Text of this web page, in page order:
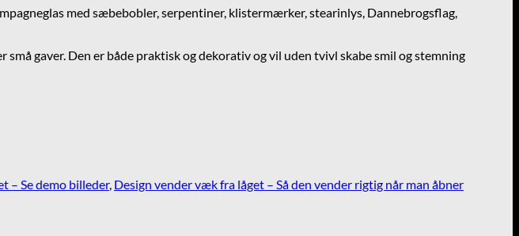
med sæbebobler, serpentiner, klistermærker, stearinlys, Dannebrogsflag,
gaver. Den er både praktisk og dekorativ og vil uden tvivl skabe smil og stemning
– Se demo billeder, Design vender væk fra låget – Så den vender rigtig når man åbner